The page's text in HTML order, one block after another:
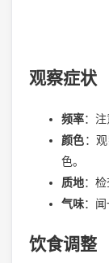
观察症状
频率：注
颜色：
色。
质地：检
气味：闻
饮食调整